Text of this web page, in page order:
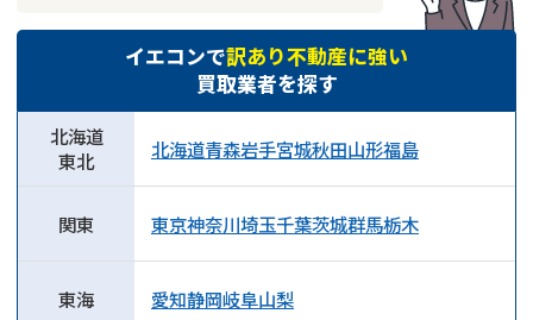
イエコンで訳あり不動産に強い
買取業者を探す
北海道
東北
北海道青森岩手宮城秋田山形福島
関東 東京神奈川埼玉千葉茨城群馬栃木
東海 愛知静岡岐阜山梨